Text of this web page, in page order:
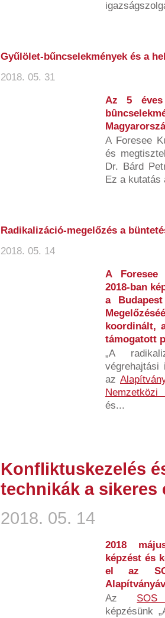
Gyűlölet-bűncselekmények és a
2018. 05. 31
Az 5 éves
A Foresee
és
Dr. Bárd
Ez a kutatás
Radikalizáció-megelőzés a
2018. 05. 14
A Foresee
2018-ban
a
koordinált,
támogatott
„A
végrehajtási
az
Nemzetközi
és...
Konfliktuskezelés
technikák a sikeres
2018. 05. 14
2018
képzést és
el az
Az SOS
képzésünk